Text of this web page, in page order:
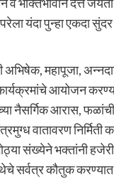
यंदा पुन्हा एकदा
अभिषेक, महापूजा,
कार्यक्रमांचे आयोजन
नैसर्गिक आरास,
वातावरण निर्मिती
संख्येने भक्तांनी
सर्वत्र कौतुक